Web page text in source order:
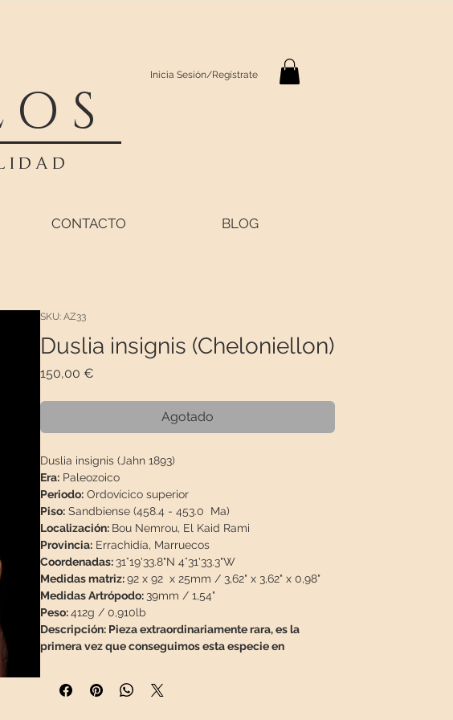
Inicia Sesión/Regístrate
CONTACTO BLOG
SKU: AZ33
Duslia insignis (Cheloniellon)
150,00 €Precio
Agotado
Duslia insignis (Jahn 1893)
Era:Paleozoico
Periodo:Ordovícico superior
Piso:Sandbiense (458.4 - 453.0 Ma)
Localización: Bou Nemrou, El Kaid Rami
Provincia:Errachidía, Marruecos
Coordenadas: 31°19'33.8"N 4°31'33.3"W
Medidas matriz:92 x 92 x 25mm / 3,62" x 3,62" x 0,98"
Medidas Artrópodo: 39mm / 1,54"
Peso:412g / 0,910lb
Descripción: Pieza extraordinariamente rara, es la
primera vez que conseguimos esta especie en
Originalmente, Dushia insignis (Jahn 1893) se estableció
a partir de especímenes recolectados del Ordovícico